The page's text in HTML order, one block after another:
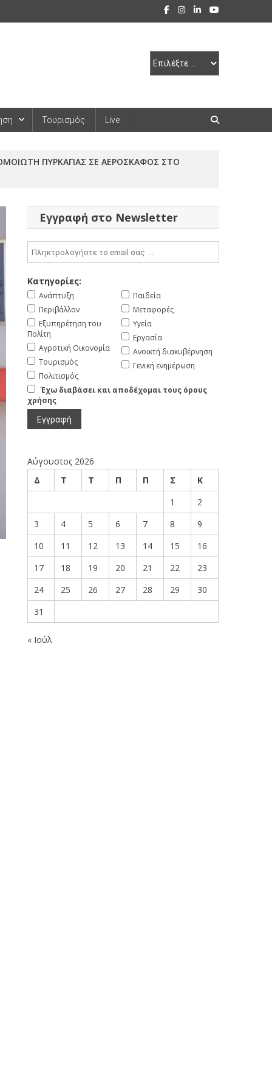
Τουρισμός Live
ΠΥΡΚΑΓΙΑΣ ΣΕ ΑΕΡΟΣΚΑΦΟΣ ΣΤΟ
Εγγραφή στο Newsletter
Κατηγορίες:
Ανάπτυξη
Περιβάλλον
Εξυπηρέτηση του
Πολίτη
Αγροτική Οικονομία
Τουρισμός
Πολιτισμός
Παιδεία
Μεταφορές
Υγεία
Εργασία
Ανοικτή διακυβέρνηση
Γενική ενημέρωση
Έχω διαβάσει και αποδέχομαι τους όρους
χρήσης
Αύγουστος 2026
Δ
Τ Τ Π Π Σ
Κ
1
2
3
4 5 6 7 8
9
10
11 12 13 14 15
16
17
18 19 20 21 22
23
24
25 26 27 28 29
30
31
« Ιούλ